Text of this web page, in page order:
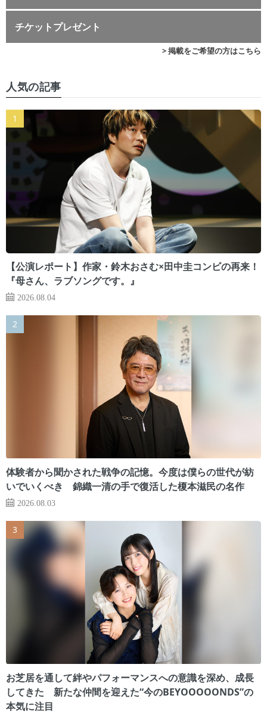
チケットプレゼント
> 掲載をご希望の方はこちら
人気の記事
【公演レポート】作家・鈴木おさむ×田中圭コンビの再来！
『母さん、ラブソングです。』
2026.08.04
体験者から聞かされた戦争の記憶。今度は僕らの世代が紡
いでいくべき 錦織一清の手で復活した榎本滋民の名作
2026.08.03
お芝居を通して絆やパフォーマンスへの意識を深め、成長
してきた 新たな仲間を迎えた“今のBEYOOOOONDS”の
本気に注目